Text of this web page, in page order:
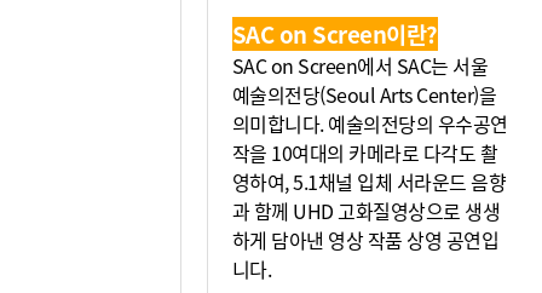
SAC on Screen이란?
SAC on Screen에서 SAC는 서울
예술의전당(Seoul Arts Center)을
의미합니다. 예술의전당의 우수공연
작을 10여대의 카메라로 다각도 촬
영하여, 5.1채널 입체 서라운드 음향
과 함께 UHD 고화질영상으로 생생
하게 담아낸 영상 작품 상영 공연입
니다.